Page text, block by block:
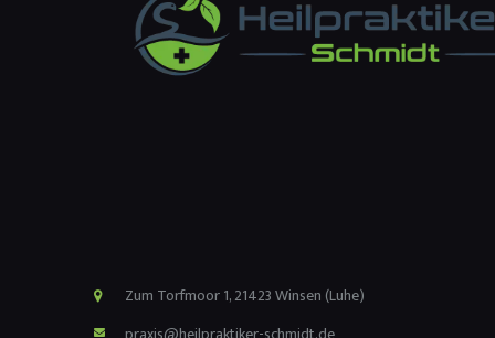
Zum Torfmoor 1, 21423 Winsen (Luhe)